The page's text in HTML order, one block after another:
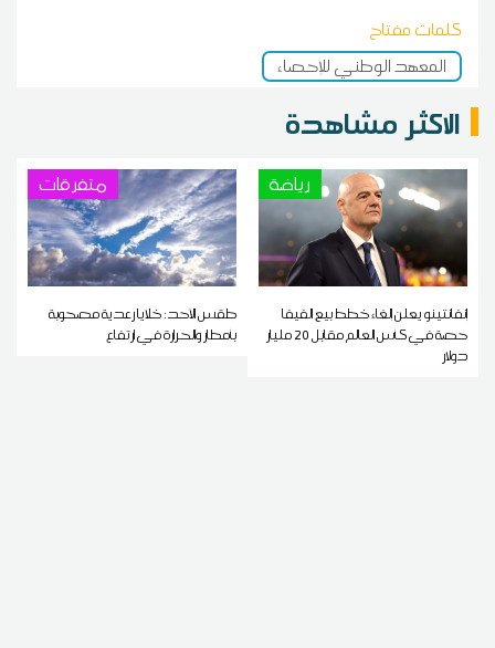
كلمات مفتاح
المعهد الوطني للإحصاء
الاكثر مشاهدة
رياضة
إنفانتينو يعلن إلغاء خطط بيع الفيفا
حصة في كأس العالم مقابل 20 مليار
دولار
متفرقات
طقس الأحد: خلايا رعدية مصحوبة
بأمطار والحرارة في ارتفاع